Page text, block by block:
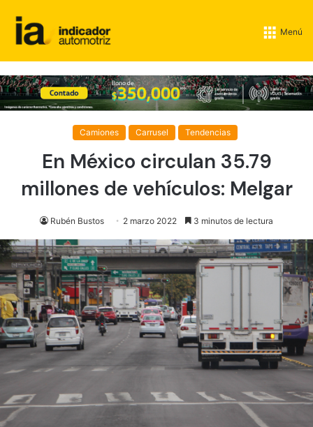
Menú
Camiones Carrusel Tendencias
En México circulan 35.79
millones de vehículos: Melgar
Rubén Bustos 2 marzo 2022 3 minutos de lectura